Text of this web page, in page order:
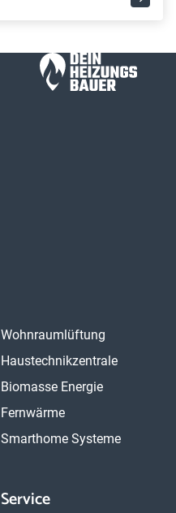
Wohnraumlüftung
Haustechnikzentrale
Biomasse Energie
Fernwärme
Smarthome Systeme
Service